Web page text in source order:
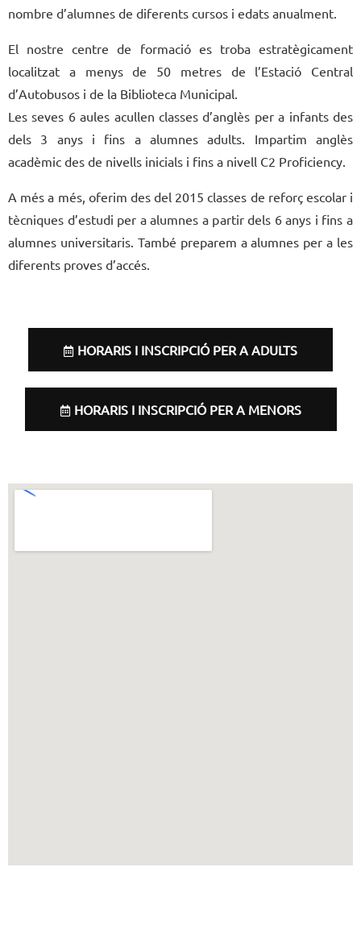
nombre d’alumnes de diferents cursos i edats anualment.
El nostre centre de formació es troba estratègicament
localitzat a menys de 50 metres de l’Estació Central
d’Autobusos i de la Biblioteca Municipal.
Les seves 6 aules acullen classes d’anglès per a infants des
dels 3 anys i fins a alumnes adults. Impartim anglès
acadèmic des de nivells inicials i fins a nivell C2 Proficiency.
A més a més, oferim des del 2015 classes de reforç escolar i
tècniques d’estudi per a alumnes a partir dels 6 anys i fins a
alumnes universitaris. També preparem a alumnes per a les
diferents proves d’accés.
HORARIS I INSCRIPCIÓ PER A ADULTS
HORARIS I INSCRIPCIÓ PER A MENORS